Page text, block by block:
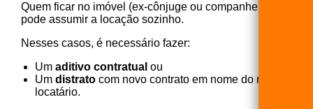
Quem ficar no imóvel (ex-cônjuge ou companheiro)
pode assumir a locação sozinho.
Nesses casos, é necessário fazer:
Um aditivo contratual ou
Um distrato com novo contrato em nome do novo
locatário.